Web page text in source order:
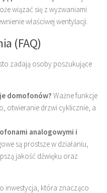
wiązać się z wyzwaniami
właściwej wentylacji.
(FAQ)
zadają osoby poszukujące
domofonów? Ważne funkcje
otwieranie drzwi cyklicznie, a
analogowymi i
są prostsze w działaniu,
jakość dźwięku oraz
inwestycja, która znacząco